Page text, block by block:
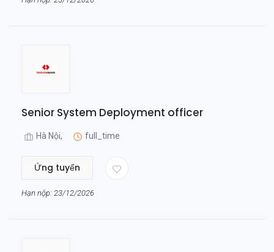
Senior System Deployment officer
Hà Nội, full_time
Ứng tuyển
Hạn nộp: 23/12/2026